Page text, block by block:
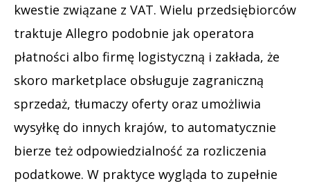
kwestie związane z VAT. Wielu przedsiębiorców
traktuje Allegro podobnie jak operatora
płatności albo firmę logistyczną i zakłada, że
skoro marketplace obsługuje zagraniczną
sprzedaż, tłumaczy oferty oraz umożliwia
wysyłkę do innych krajów, to automatycznie
bierze też odpowiedzialność za rozliczenia
podatkowe. W praktyce wygląda to zupełnie